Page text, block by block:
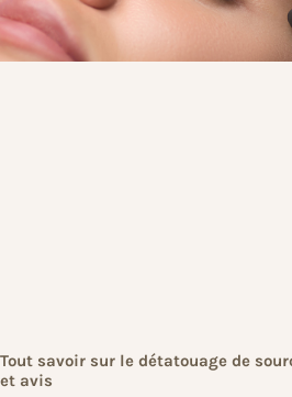
Tout savoir sur le détatouage de
et avis